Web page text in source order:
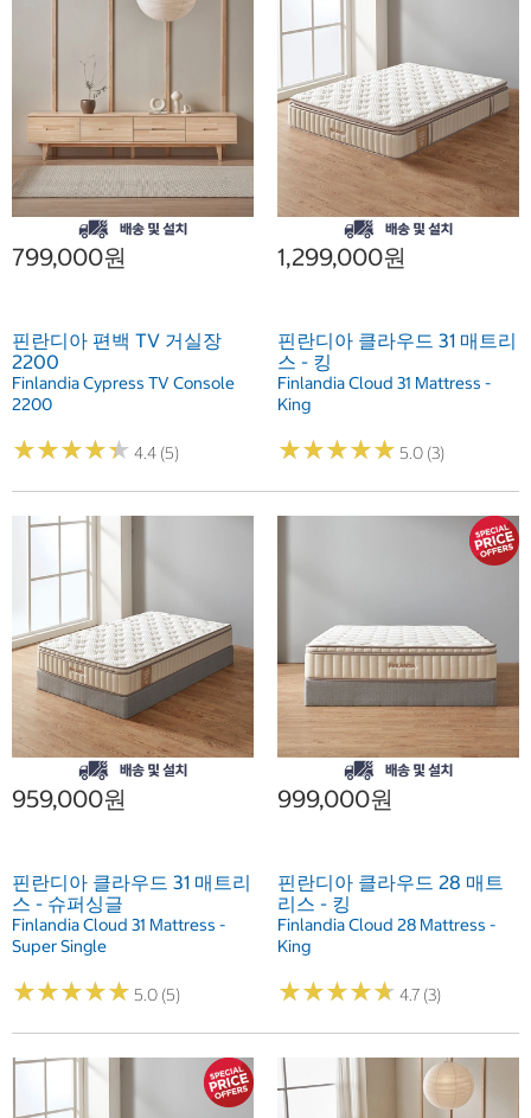
799,000원
핀란디아 편백 TV 거실장
2200
Finlandia Cypress TV Console
2200
★★★★★
★★★★★ 4.4 (5)
1,299,000원
핀란디아 클라우드 31 매트리
스 - 킹
Finlandia Cloud 31 Mattress -
King
★★★★★
★★★★★ 5.0 (3)
959,000원
핀란디아 클라우드 31 매트리
스 - 슈퍼싱글
Finlandia Cloud 31 Mattress -
Super Single
★★★★★
★★★★★ 5.0 (5)
999,000원
핀란디아 클라우드 28 매트
리스 - 킹
Finlandia Cloud 28 Mattress -
King
★★★★★
★★★★★ 4.7 (3)